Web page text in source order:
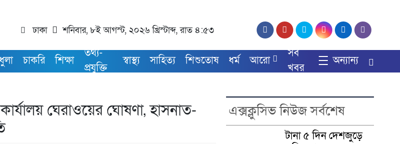
ঢাকা শনিবার, ৮ই আগস্ট, ২০২৬ খ্রিস্টাব্দ, রাত ৪:৫৩
চাকরি শিক্ষা
তথ্য-
প্রযুক্তি
স্বাস্থ্য সাহিত্য শিশুতোষ ধর্ম আরো
সব
খবর
অন্যান্য
ঘেরাওয়ের ঘোষণা, হাসনাত-
এক্সক্লুসিভ নিউজ সর্বশেষ
টানা ৫ দিন দেশজুড়ে